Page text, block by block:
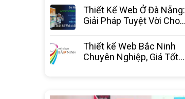
nghiệp
Thiết Kế Web Ở Đà Nẵng:
Giải Pháp Tuyệt Vời Cho
Thiết kế Web Bắc Ninh
Chuyên Nghiệp, Giá Tốt